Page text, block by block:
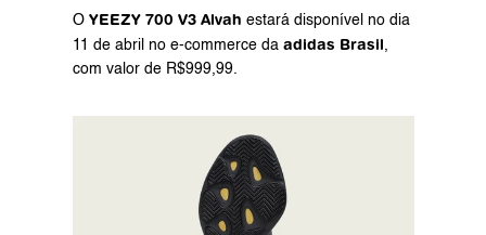
O YEEZY 700 V3 Alvah estará disponível no dia
11 de abril no e-commerce da adidas Brasil,
com valor de R$999,99.